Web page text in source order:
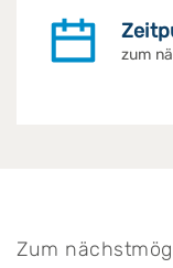
zum
Zum